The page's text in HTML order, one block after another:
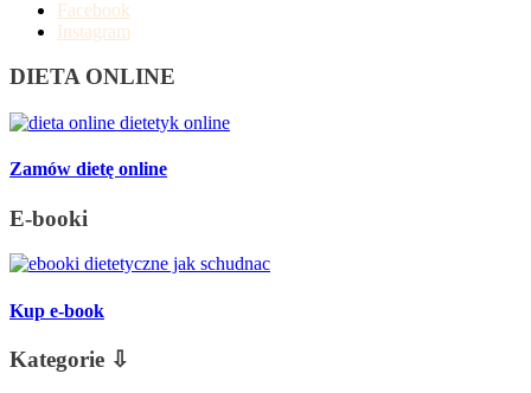
Facebook
Instagram
DIETA ONLINE
Zamów dietę online
E-booki
Kup e-book
Kategorie ⇩